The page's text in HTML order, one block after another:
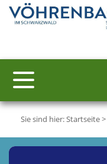
Sie sind hier:Startseite>